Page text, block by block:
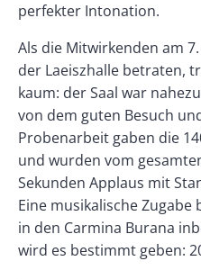
perfekter Intonation.
Als die Mitwirkenden am
der Laeiszhalle betraten,
kaum: der Saal war
von dem guten Besuch
Probenarbeit gaben die
und wurden vom
Sekunden Applaus mit
Eine musikalische Zugabe
in den Carmina Burana
wird es bestimmt geben: